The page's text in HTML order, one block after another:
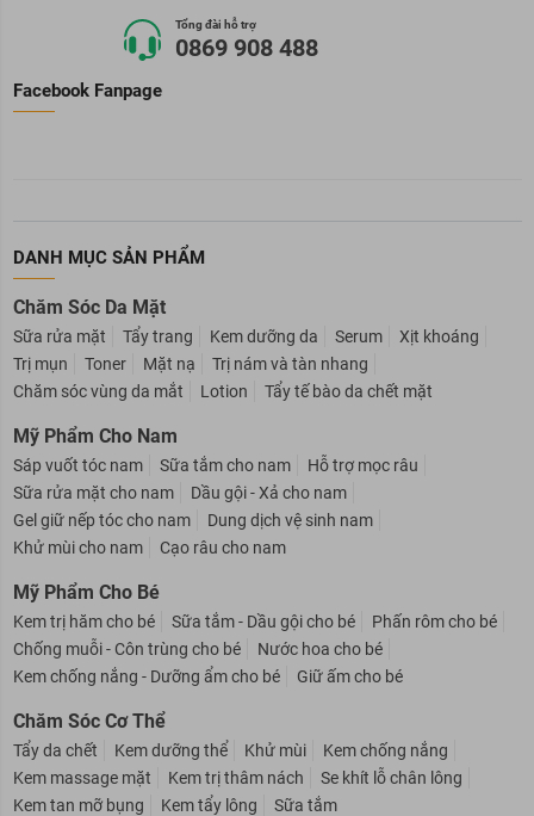
Tổng đài hỗ trợ
0869 908 488
Facebook Fanpage
DANH MỤC SẢN PHẨM
Chăm Sóc Da Mặt
Sữa rửa mặt Tẩy trang Kem dưỡng da Serum
Xịt khoáng
Trị mụn
Toner Mặt nạ
Trị nám và tàn nhang
Chăm sóc vùng da mắt
Lotion Tẩy tế bào da chết mặt
Mỹ Phẩm Cho Nam
Sáp vuốt tóc nam Sữa tắm cho nam
Hỗ trợ mọc râu
Sữa rửa mặt cho nam
Dầu gội - Xả cho nam
Gel giữ nếp tóc cho nam
Dung dịch vệ sinh nam
Khử mùi cho nam
Cạo râu cho nam
Mỹ Phẩm Cho Bé
Kem trị hăm cho bé Sữa tắm - Dầu gội cho bé
Phấn rôm cho bé
Chống muỗi - Côn trùng cho bé
Nước hoa cho bé
Kem chống nắng - Dưỡng ẩm cho bé
Giữ ấm cho bé
Chăm Sóc Cơ Thể
Tẩy da chết Kem dưỡng thể Khử mùi
Kem chống nắng
Kem massage mặt
Kem trị thâm nách
Se khít lỗ chân lông
Kem tan mỡ bụng
Kem tẩy lông Sữa tắm